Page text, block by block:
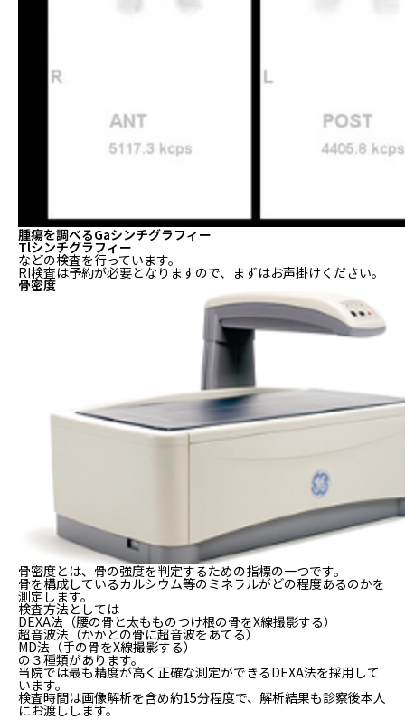
腫瘍を調べるGaシンチグラフィー
Tlシンチグラフィー
などの検査を行っています。
RI検査は予約が必要となりますので、まずはお声掛けください。
骨密度
骨密度とは、骨の強度を判定するための指標の一つです。
骨を構成しているカルシウム等のミネラルがどの程度あるのかを
測定します。
検査方法としては
DEXA法（腰の骨と太もものつけ根の骨をX線撮影する）
超音波法（かかとの骨に超音波をあてる）
MD法（手の骨をX線撮影する）
の３種類があります。
当院では最も精度が高く正確な測定ができるDEXA法を採用して
います。
検査時間は画像解析を含め約15分程度で、解析結果も診察後本人
にお渡しします。